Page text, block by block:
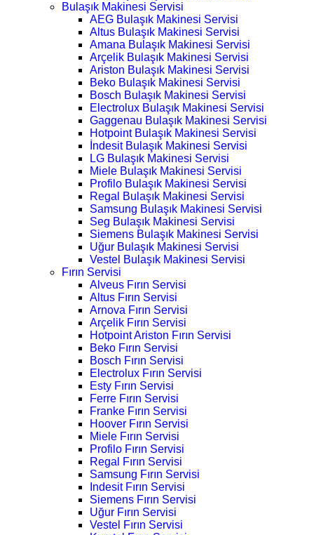
Bulaşık Makinesi Servisi
AEG Bulaşık Makinesi Servisi
Altus Bulaşık Makinesi Servisi
Amana Bulaşık Makinesi Servisi
Arçelik Bulaşık Makinesi Servisi
Ariston Bulaşık Makinesi Servisi
Beko Bulaşık Makinesi Servisi
Bosch Bulaşık Makinesi Servisi
Electrolux Bulaşık Makinesi Servisi
Gaggenau Bulaşık Makinesi Servisi
Hotpoint Bulaşık Makinesi Servisi
İndesit Bulaşık Makinesi Servisi
LG Bulaşık Makinesi Servisi
Miele Bulaşık Makinesi Servisi
Profilo Bulaşık Makinesi Servisi
Regal Bulaşık Makinesi Servisi
Samsung Bulaşık Makinesi Servisi
Seg Bulaşık Makinesi Servisi
Siemens Bulaşık Makinesi Servisi
Uğur Bulaşık Makinesi Servisi
Vestel Bulaşık Makinesi Servisi
Fırın Servisi
Alveus Fırın Servisi
Altus Fırın Servisi
Arnova Fırın Servisi
Arçelik Fırın Servisi
Hotpoint Ariston Fırın Servisi
Beko Fırın Servisi
Bosch Fırın Servisi
Electrolux Fırın Servisi
Esty Fırın Servisi
Ferre Fırın Servisi
Franke Fırın Servisi
Hoover Fırın Servisi
Miele Fırın Servisi
Profilo Fırın Servisi
Regal Fırın Servisi
Samsung Fırın Servisi
Indesit Fırın Servisi
Siemens Fırın Servisi
Uğur Fırın Servisi
Vestel Fırın Servisi